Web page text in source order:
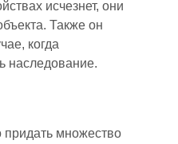
исчезнет, они
Также он
когда
наследование.
придать множество